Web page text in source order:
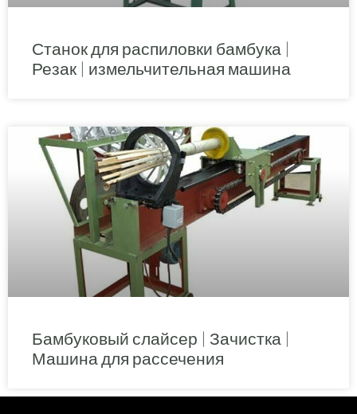
Станок для распиловки бамбука |
Резак | измельчительная машина
Бамбуковый слайсер | Зачистка |
Машина для рассечения